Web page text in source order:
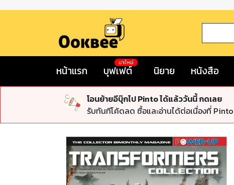
หน้าแรก บุฟเฟต์
มาใหม่
นิยาย หนังสือ
โอนย้ายอีบุ๊กไป Pinto ได้แล้ววันนี้ กดเลย
รับทันทีโค้ดลด ซื้อและอ่านได้ต่อเนื่องที่ Pinto